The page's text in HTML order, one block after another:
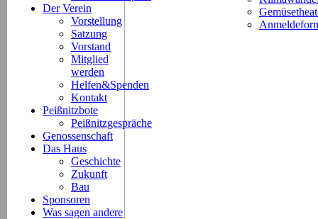
Der Verein
Vorstellung
Satzung
Vorstand
Mitglied
werden
Helfen&Spenden
Kontakt
Peißnitzbote
Peißnitzgespräche
Genossenschaft
Das Haus
Geschichte
Zukunft
Bau
Sponsoren
Was sagen andere